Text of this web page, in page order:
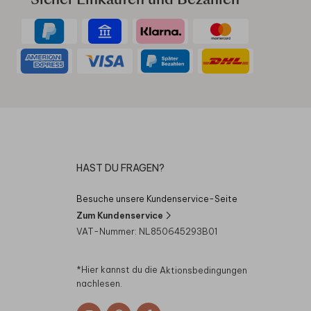
HAST DU FRAGEN?
Besuche unsere Kundenservice-Seite
Zum Kundenservice
VAT-Nummer: NL850645293B01
*Hier kannst du die Aktionsbedingungen
nachlesen.